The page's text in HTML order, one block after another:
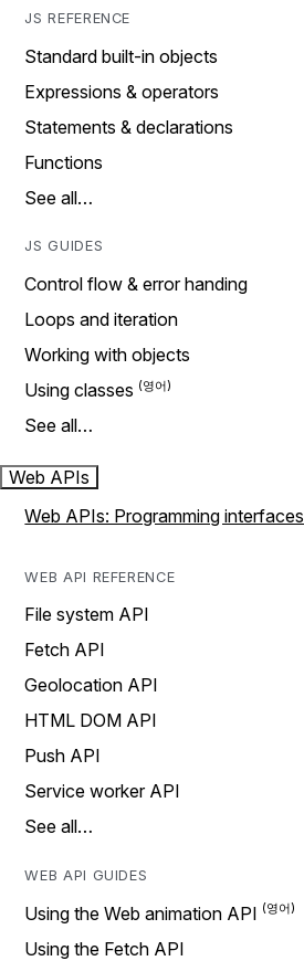
JS REFERENCE
Standard built-in objects
Expressions & operators
Statements & declarations
Functions
See all…
JS GUIDES
Control flow & error handing
Loops and iteration
Working with objects
Using classes
See all…
Web APIs
Web APIs: Programming interfaces
WEB API REFERENCE
File system API
Fetch API
Geolocation API
HTML DOM API
Push API
Service worker API
See all…
WEB API GUIDES
Using the Web animation API
Using the Fetch API